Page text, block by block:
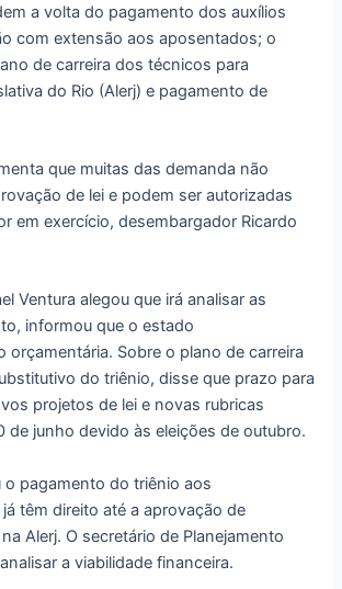
a volta do pagamento dos auxílios
com extensão aos aposentados; o
de carreira dos técnicos para
do Rio (Alerj) e pagamento de
que muitas das demanda não
de lei e podem ser autorizadas
em exercício, desembargador Ricardo
Ventura alegou que irá analisar as
informou que o estado
orçamentária. Sobre o plano de carreira
do triênio, disse que prazo para
projetos de lei e novas rubricas
de junho devido às eleições de outubro.
o pagamento do triênio aos
têm direito até a aprovação de
Alerj. O secretário de Planejamento
a viabilidade financeira.